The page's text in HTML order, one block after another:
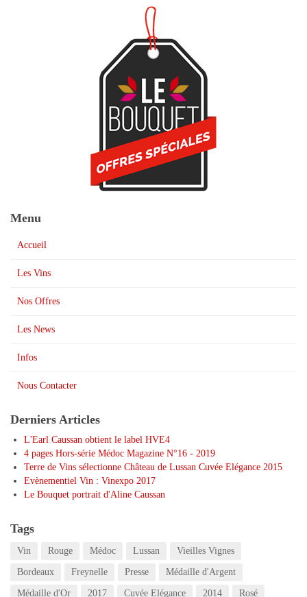
Menu
Accueil
Les Vins
Nos Offres
Les News
Infos
Nous Contacter
Derniers Articles
L'Earl Caussan obtient le label HVE4
4 pages Hors-série Médoc Magazine N°16 - 2019
Terre de Vins sélectionne Château de Lussan Cuvée Elégance 2015
Evènementiel Vin : Vinexpo 2017
Le Bouquet portrait d'Aline Caussan
Tags
Vin Rouge Médoc Lussan Vieilles Vignes
Bordeaux Freynelle Presse Médaille d'Argent
Médaille d'Or 2017 Cuvée Elégance 2014 Rosé